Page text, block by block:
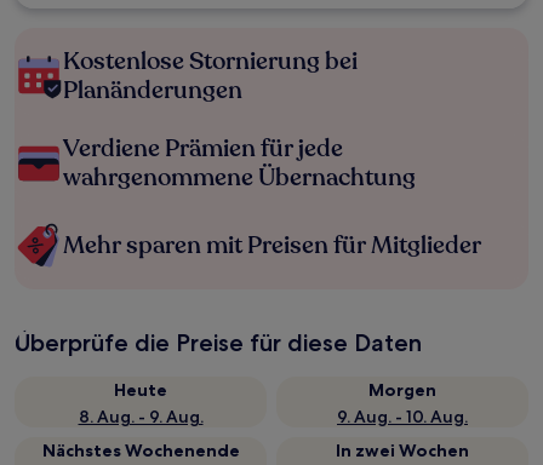
Kostenlose Stornierung bei
Planänderungen
Verdiene Prämien für jede
wahrgenommene Übernachtung
Mehr sparen mit Preisen für Mitglieder
Überprüfe die Preise für diese Daten
Heute
8. Aug. - 9. Aug.
Morgen
9. Aug. - 10. Aug.
Nächstes Wochenende
In zwei Wochen